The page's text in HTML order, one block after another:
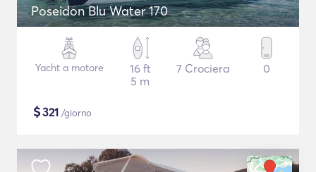
Poseidon Blu Water 170
Yacht a motore
16 ft
5 m
7 Crociera 0
$321 /giorno